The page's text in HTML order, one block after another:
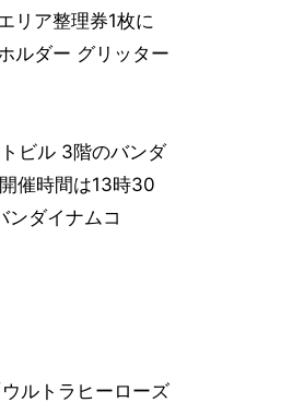
リア整理券1枚に
ルダー グリッター
ビル 3階のバンダ
催時間は13時30
ンダイナムコ
ルトラヒーローズ